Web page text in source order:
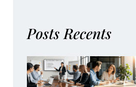
Posts Recents